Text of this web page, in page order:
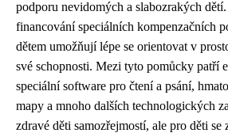
podporu nevidomých a slabozrakých dětí.
financování speciálních kompenzačních
dětem umožňují lépe se orientovat v
své schopnosti. Mezi tyto pomůcky patří
speciální software pro čtení a psání,
mapy a mnoho dalších technologických
zdravé děti samozřejmostí, ale pro děti